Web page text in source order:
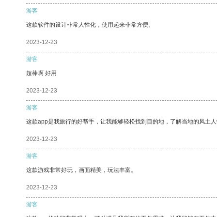
游客
这款软件的设计非常人性化，使用起来非常方便。
2023-12-23
游客
超棒啊 好用
2023-12-23
游客
这款app是我旅行的好帮手，让我能够轻松找到目的地，了解当地的风土
2023-12-23
游客
这款游戏非常好玩，画面精美，玩法丰富。
2023-12-23
游客